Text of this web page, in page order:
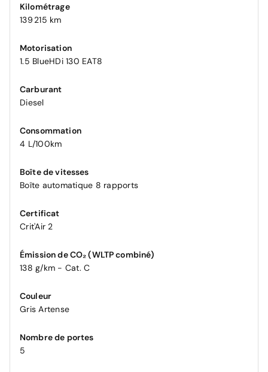
Kilométrage
139 215 km
Motorisation
1.5 BlueHDi 130 EAT8
Carburant
Diesel
Consommation
4 L/100km
Boîte de vitesses
Boîte automatique 8 rapports
Certificat
Crit'Air 2
Émission de CO₂ (WLTP combiné)
138 g/km - Cat. C
Couleur
Gris Artense
Nombre de portes
5